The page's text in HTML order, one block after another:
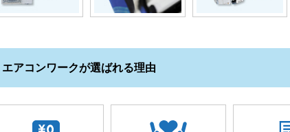
エアコンワークが選ばれる理由